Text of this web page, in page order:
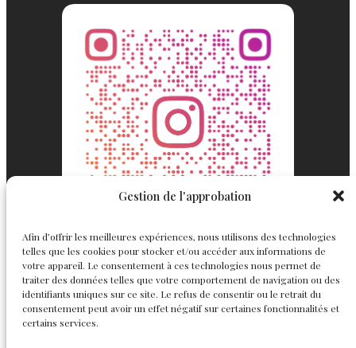
Gestion de l'approbation
Afin d’offrir les meilleures expériences, nous utilisons des technologies
telles que les cookies pour stocker et/ou accéder aux informations de
votre appareil. Le consentement à ces technologies nous permet de
traiter des données telles que votre comportement de navigation ou des
identifiants uniques sur ce site. Le refus de consentir ou le retrait du
consentement peut avoir un effet négatif sur certaines fonctionnalités et
certains services.Englemond